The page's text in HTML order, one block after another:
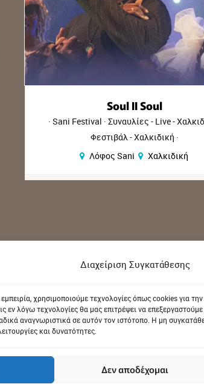
Διαχείριση Συγκατάθεσης
χρησιμοποιούμε τεχνολογίες όπως cookies για
εν λόγω τεχνολογίες θα μας επιτρέψει να
αναγνωριστικά σε αυτόν τον ιστότοπο. Η μη
και δυνατότητες.
Δεν αποδέχομαι
- Χαλκιδική
Φεστιβάλ
Χαλκιδική
στην πόλη της Θεσσαλονίκης και στα περίχωρα,